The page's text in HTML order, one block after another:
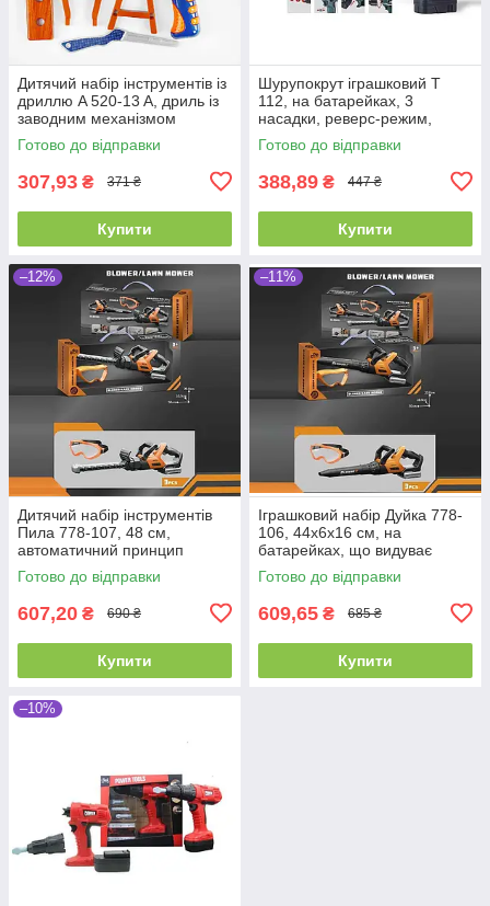
Дитячий набір інструментів із
дриллю A 520-13 A, дриль із
заводним механізмом
Готово до відправки
307,93 ₴ 371 ₴
Купити
Шурупокрут іграшковий T
112, на батарейках, 3
насадки, реверс-режим,
Набір інструментів дитячий
Готово до відправки
388,89 ₴ 447 ₴
Купити
–12%
Дитячий набір інструментів
Пила 778-107, 48 см,
автоматичний принцип
роботи, окуляри, беззвучний
режим, звук
Готово до відправки
607,20 ₴ 690 ₴
Купити
–11%
Іграшковий набір Дуйка 778-
106, 44х6х16 см, на
батарейках, що видуває
повітря, захисту окуляри, звук
Готово до відправки
609,65 ₴ 685 ₴
Купити
–10%